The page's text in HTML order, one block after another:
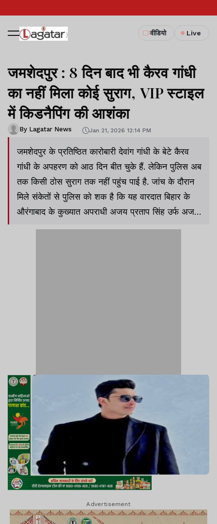
वीडियो Live
जमशेदपुर : 8 दिन बाद भी कैरव गांधी
का नहीं मिला कोई सुराग, VIP स्टाइल
में किडनैपिंग की आशंका
By Lagatar News Jan 21, 2026 12:14 PM
जमशेदपुर के प्रतिष्ठित कारोबारी देवांग गांधी के बेटे कैरव
गांधी के अपहरण को आठ दिन बीत चुके हैं. लेकिन पुलिस अब
तक किसी ठोस सुराग तक नहीं पहुंच पाई है. जांच के दौरान
मिले संकेतों से पुलिस को शक है कि यह वारदात बिहार के
औरंगाबाद के कुख्यात अपराधी अजय प्रताप सिंह उर्फ अजय
Advertisement